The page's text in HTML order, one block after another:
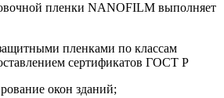
пленки NANOFILM выполняет
пленками по классам
сертификатов ГОСТ Р
окон зданий;